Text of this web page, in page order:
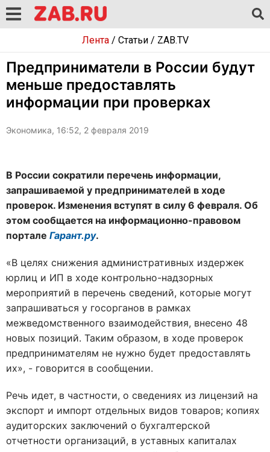
Лента/ Статьи/ ZAB.TV
Предприниматели в России будут
меньше предоставлять
информации при проверках
Экономика, 16:52, 2 февраля 2019
В России сократили перечень информации,
запрашиваемой у предпринимателей в ходе
проверок. Изменения вступят в силу 6 февраля. Об
этом сообщается на информационно-правовом
портале Гарант.ру.
«В целях снижения административных издержек
юрлиц и ИП в ходе контрольно-надзорных
мероприятий в перечень сведений, которые могут
запрашиваться у госорганов в рамках
межведомственного взаимодействия, внесено 48
новых позиций. Таким образом, в ходе проверок
предпринимателям не нужно будет предоставлять
их», - говорится в сообщении.
Речь идет, в частности, о сведениях из лицензий на
экспорт и импорт отдельных видов товаров; копиях
аудиторских заключений о бухгалтерской
отчетности организаций, в уставных капиталах